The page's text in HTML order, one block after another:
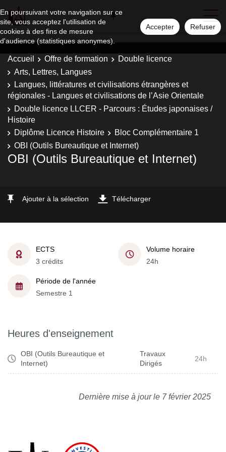
En poursuivant votre navigation sur ce
site, vous acceptez l'utilisation de
cookies à des fins de mesure
d'audience (statistiques anonymes).
Accepter Refuser
Accueil Offre de formation
Double licence
Arts, Lettres, Langues
Langues, littératures et civilisations étrangères et
régionales - Langues et civilisations de l’Asie Orientale
Double licence LLCER - Parcours : Études japonaises /
Histoire
Diplôme Licence Histoire
Bloc Complémentaire 1
OBI (Outils Bureautique et Internet)
OBI (Outils Bureautique et Internet)
Ajouter à la sélection Télécharger
ECTS
3 crédits
Volume horaire
24h
Période de l'année
Semestre 1
Heures d'enseignement
OBI (Outils Bureautique et
Internet)
Travaux
Dirigés
24h
Dernière mise à jour le 7 février 2025